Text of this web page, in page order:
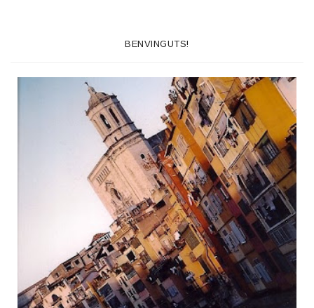
BENVINGUTS!